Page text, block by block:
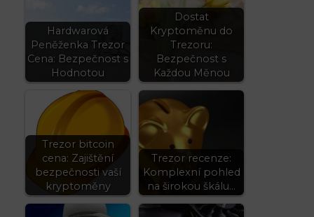
Hardwarová
Peněženka Trezor
Cena: Bezpečnost s
Hodnotou
Dostat
Kryptoměnu do
Trezoru:
Bezpečnost s
Každou Měnou
Trezor bitcoin
cena: Zajištění
bezpečnosti vaší
kryptoměny
Trezor recenze:
Komplexní pohled
na širokou škálu…